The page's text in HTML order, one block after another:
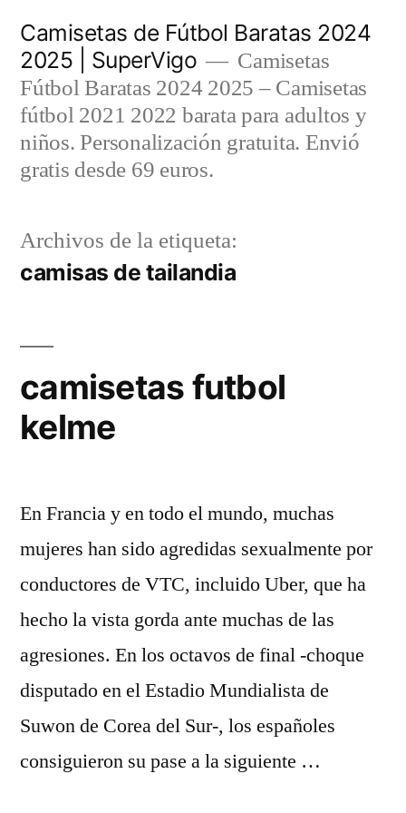
contenido
Camisetas de Fútbol Baratas 2024
2025 | SuperVigo
Camisetas
Fútbol Baratas 2024 2025 – Camisetas
fútbol 2021 2022 barata para adultos y
niños. Personalización gratuita. Envió
gratis desde 69 euros.
Archivos de la etiqueta:
camisas de tailandia
camisetas futbol
kelme
En Francia y en todo el mundo, muchas
mujeres han sido agredidas sexualmente por
conductores de VTC, incluido Uber, que ha
hecho la vista gorda ante muchas de las
agresiones. En los octavos de final -choque
disputado en el Estadio Mundialista de
Suwon de Corea del Sur-, los españoles
consiguieron su pase a la siguiente …